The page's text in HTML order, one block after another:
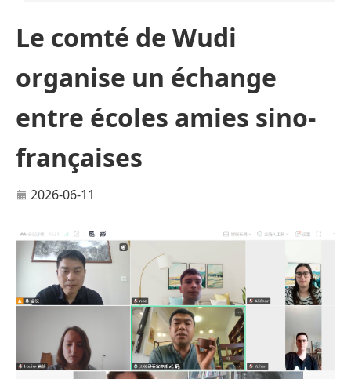
Le comté de Wudi
organise un échange
entre écoles amies sino-
françaises
2026-06-11